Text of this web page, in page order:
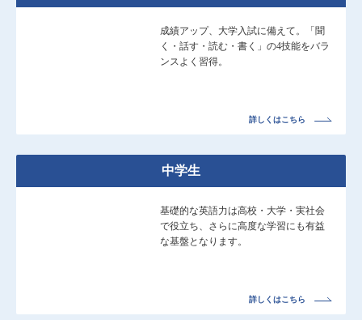
成績アップ、大学入試に備えて。「聞
く・話す・読む・書く」の4技能をバラ
ンスよく習得。
詳しくはこちら
中学生
基礎的な英語力は高校・大学・実社会
で役立ち、さらに高度な学習にも有益
な基盤となります。
詳しくはこちら